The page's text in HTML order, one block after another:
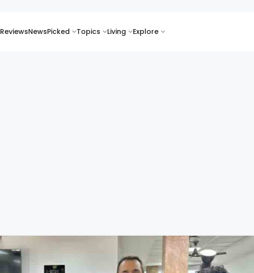
ReviewsNewsPicked Topics Living Explore